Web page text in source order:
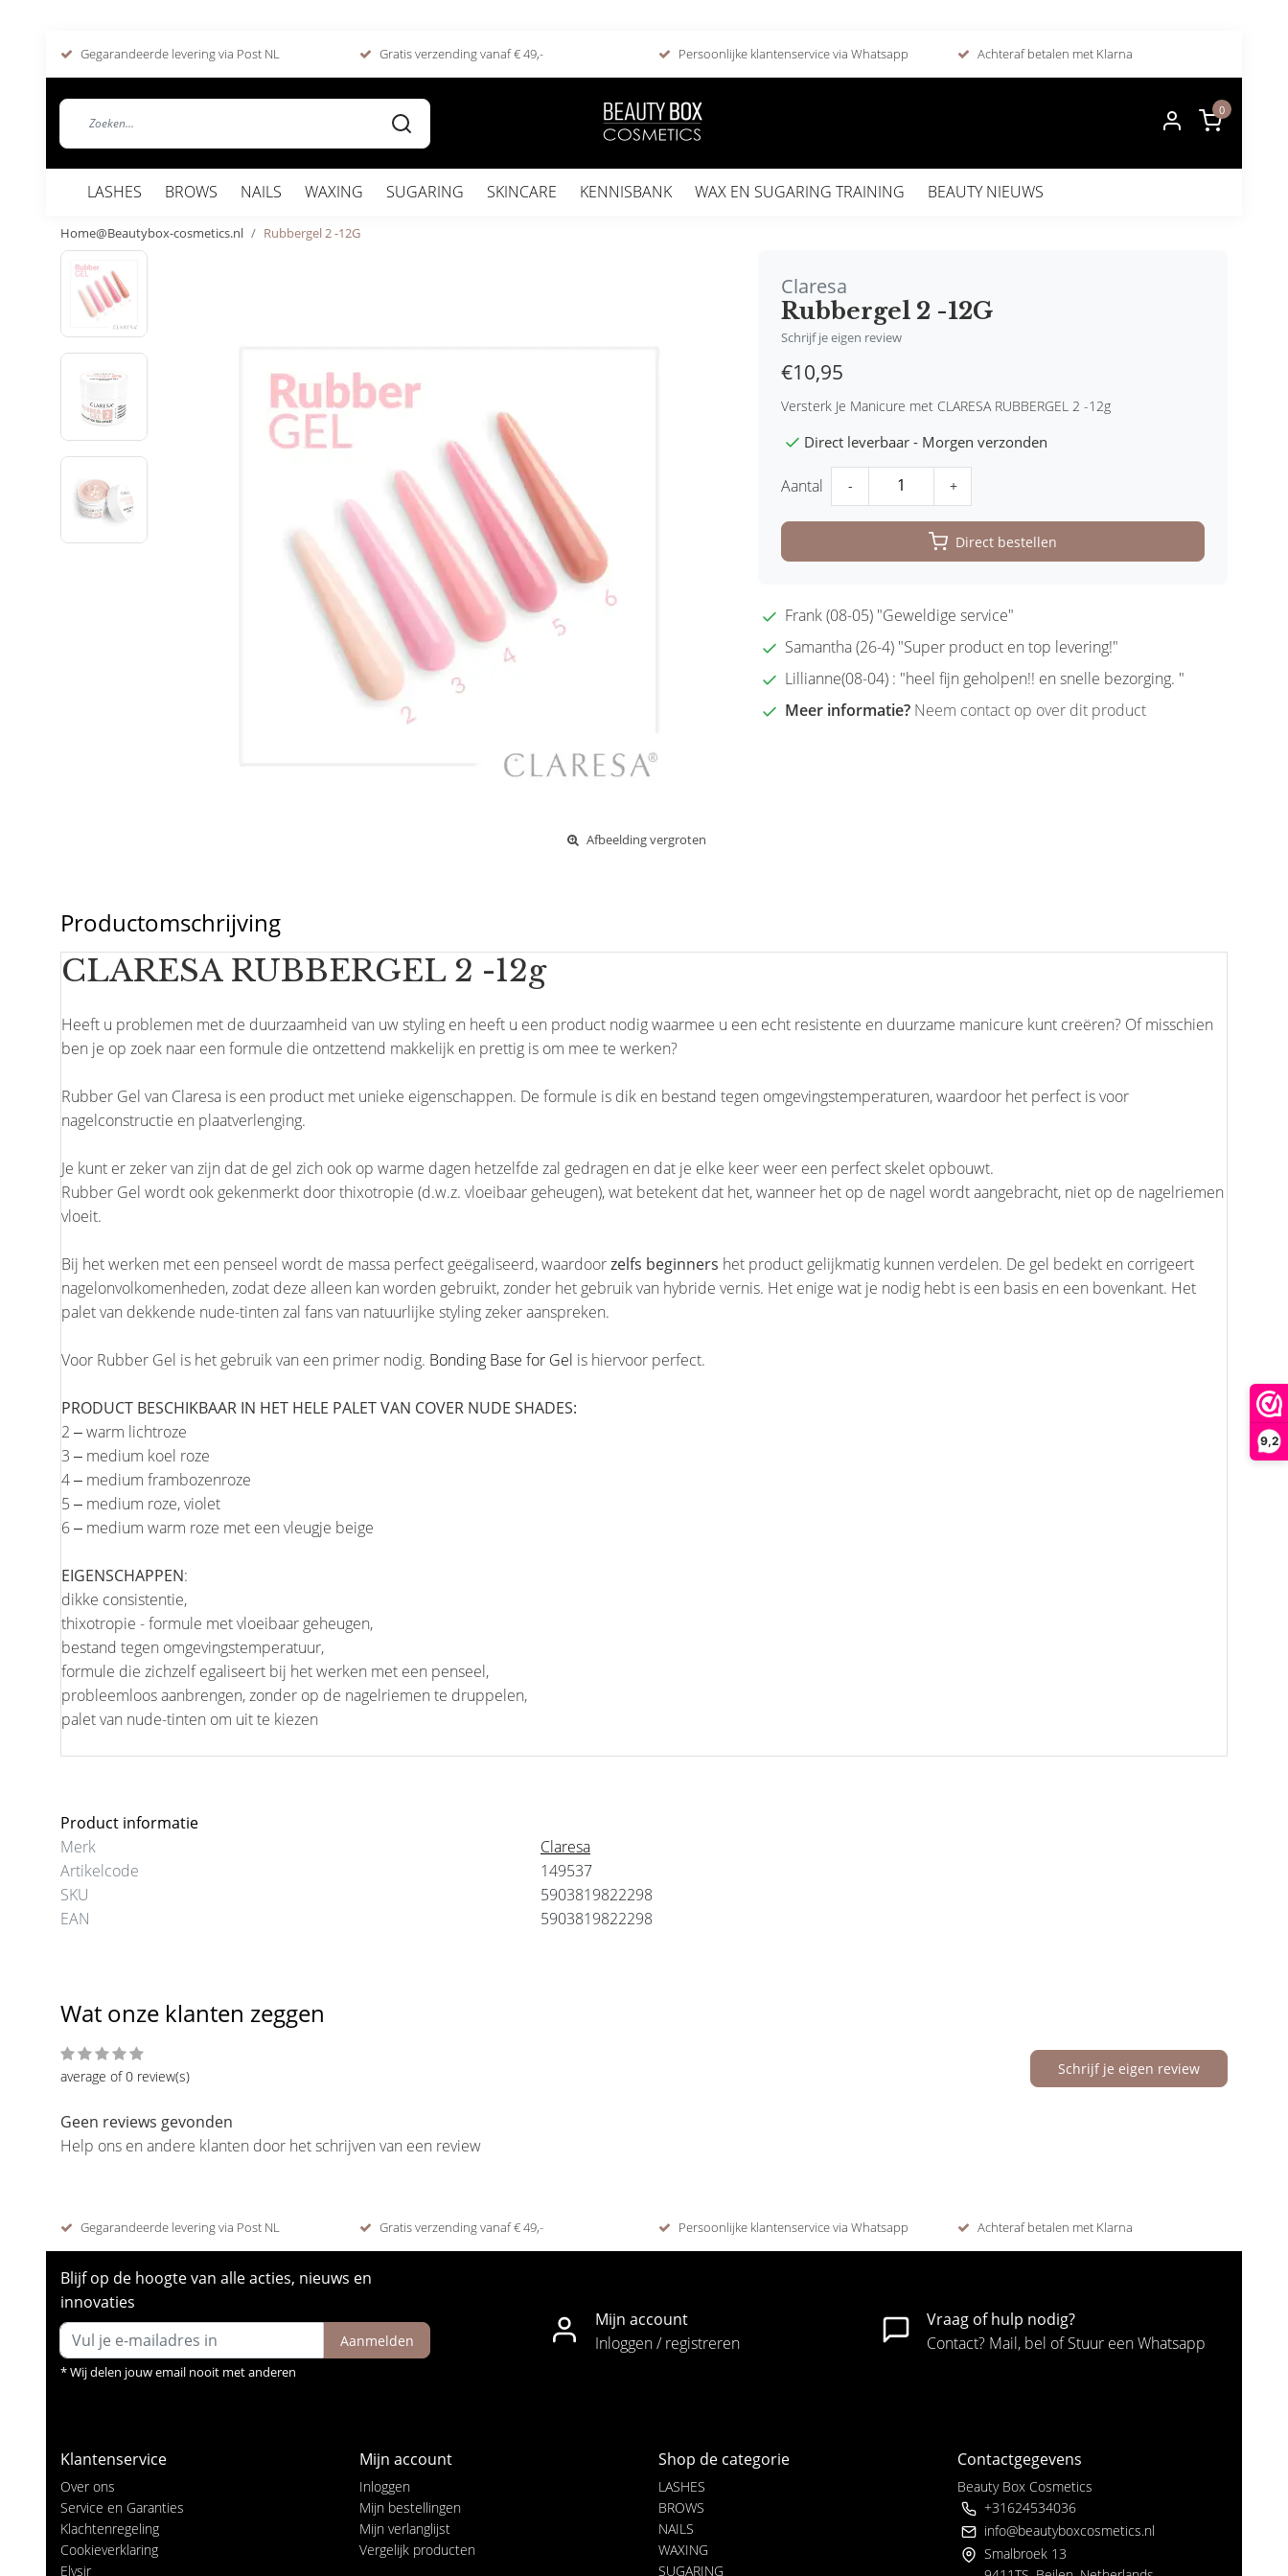
9,2
Gegarandeerde levering via Post NL Gratis verzending vanaf € 49,- Persoonlijke klantenservice via Whatsapp Achteraf betalen met Klarna
0
LASHES BROWS NAILS WAXING SUGARING SKINCARE KENNISBANK WAX EN SUGARING TRAINING BEAUTY NIEUWS
Home@Beautybox-cosmetics.nl Rubbergel 2 -12G
Afbeelding vergroten
Claresa
Rubbergel 2 -12G
Schrijf je eigen review
€10,95
Versterk Je Manicure met CLARESA RUBBERGEL 2 -12g
Direct leverbaar - Morgen verzonden
Aantal - +
Direct bestellen
Frank (08-05) "Geweldige service"
Samantha (26-4) "Super product en top levering!"
Lillianne(08-04) : "heel fijn geholpen!! en snelle bezorging. "
Meer informatie? Neem contact op over dit product
Productomschrijving
CLARESA RUBBERGEL 2 -12g
Heeft u problemen met de duurzaamheid van uw styling en heeft u een product nodig waarmee u een echt resistente en duurzame manicure kunt creëren? Of misschien
ben je op zoek naar een formule die ontzettend makkelijk en prettig is om mee te werken?
Rubber Gel van Claresa is een product met unieke eigenschappen. De formule is dik en bestand tegen omgevingstemperaturen, waardoor het perfect is voor
nagelconstructie en plaatverlenging.
Je kunt er zeker van zijn dat de gel zich ook op warme dagen hetzelfde zal gedragen en dat je elke keer weer een perfect skelet opbouwt.
Rubber Gel wordt ook gekenmerkt door thixotropie (d.w.z. vloeibaar geheugen), wat betekent dat het, wanneer het op de nagel wordt aangebracht, niet op de nagelriemen
vloeit.
Bij het werken met een penseel wordt de massa perfect geëgaliseerd, waardoorzelfs beginners het product gelijkmatig kunnen verdelen. De gel bedekt en corrigeert
nagelonvolkomenheden, zodat deze alleen kan worden gebruikt, zonder het gebruik van hybride vernis. Het enige wat je nodig hebt is een basis en een bovenkant. Het
palet van dekkende nude-tinten zal fans van natuurlijke styling zeker aanspreken.
Voor Rubber Gel is het gebruik van een primer nodig. Bonding Base for Gel is hiervoor perfect.
PRODUCT BESCHIKBAAR IN HET HELE PALET VAN COVER NUDE SHADES:
2 ‒ warm lichtroze
3 ‒ medium koel roze
4 ‒ medium frambozenroze
5 ‒ medium roze, violet
6 ‒ medium warm roze met een vleugje beige
EIGENSCHAPPEN:
dikke consistentie,
thixotropie - formule met vloeibaar geheugen,
bestand tegen omgevingstemperatuur,
formule die zichzelf egaliseert bij het werken met een penseel,
probleemloos aanbrengen, zonder op de nagelriemen te druppelen,
palet van nude-tinten om uit te kiezen
Product informatie
Merk
Claresa
Artikelcode
149537
SKU
5903819822298
EAN
5903819822298
Wat onze klanten zeggen
average of 0 review(s) Schrijf je eigen review
Geen reviews gevonden
Help ons en andere klanten door het schrijven van een review
Gegarandeerde levering via Post NL Gratis verzending vanaf € 49,- Persoonlijke klantenservice via Whatsapp Achteraf betalen met Klarna
Blijf op de hoogte van alle acties, nieuws en
innovaties
Aanmelden
* Wij delen jouw email nooit met anderen
Mijn account
Inloggen / registreren
Vraag of hulp nodig?
Contact? Mail, bel of Stuur een Whatsapp
Klantenservice
Over ons
Service en Garanties
Klachtenregeling
Cookieverklaring
Elysir
Mijn account
Inloggen
Mijn bestellingen
Mijn verlanglijst
Vergelijk producten
Shop de categorie
LASHES
BROWS
NAILS
WAXING
SUGARING
Contactgegevens
Beauty Box Cosmetics
+31624534036
info@beautyboxcosmetics.nl
Smalbroek 13